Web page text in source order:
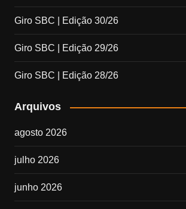
Giro SBC | Edição 30/26
Giro SBC | Edição 29/26
Giro SBC | Edição 28/26
Arquivos
agosto 2026
julho 2026
junho 2026